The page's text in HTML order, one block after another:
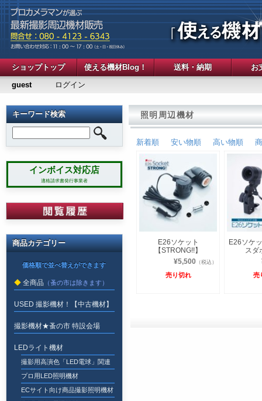
ショップトップ 使える機材Blog！ 送料・納期
お
guest
ログイン
キーワード検索
インボイス対応店
適格請求書発行事業者
商品カテゴリー
全商品
USED 撮影機材！【中古機材】
撮影機材★蚤の市 特設会場
LEDライト機材
撮影用高演色「LED電球」関連
プロ用LED照明機材
ECサイト向け商品撮影照明機材
照明周辺機材
新着順 安い物順 高い物順
E26ソケット
【STRONG!!】
¥5,500 （税込）
売り切れ
E26ソケ
スダ
売